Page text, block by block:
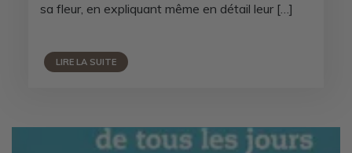
sa fleur, en expliquant même en détail leur […]
LIRE LA SUITE